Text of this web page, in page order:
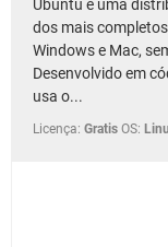
GUIA DE COMPRAS
Ubuntu é uma
dos mais
Windows e Mac,
Desenvolvido em
usa o...
Licença: Gratis OS: